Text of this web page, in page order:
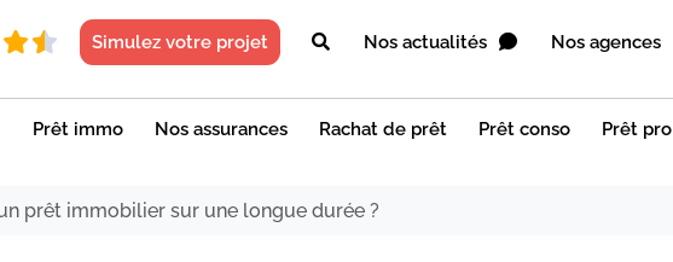
Simulez votre projet Nos actualités Nos agences
Prêt immo Nos assurances Rachat de prêt Prêt conso Prêt pro
prêt immobilier sur une longue durée ?